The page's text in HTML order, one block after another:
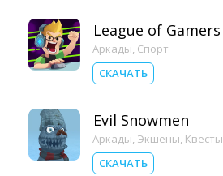
League of Gamers
Аркады, Спорт
СКАЧАТЬ
Evil Snowmen
Аркады, Экшены, Квесты
СКАЧАТЬ